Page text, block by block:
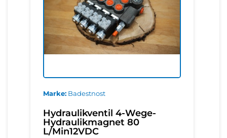
Marke Badestnost
Hydraulikventil 4-Wege-
Hydraulikmagnet 80
L/Min12VDC